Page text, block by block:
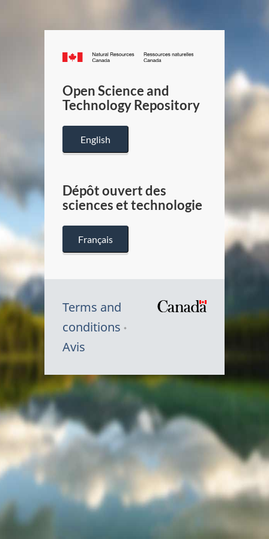
Canada.ca
/
Canada
Open Science and
Technology Repository
English
Dépôt ouvert des
sciences et technologie
Français
Terms and
conditions
Avis
Symbole
du